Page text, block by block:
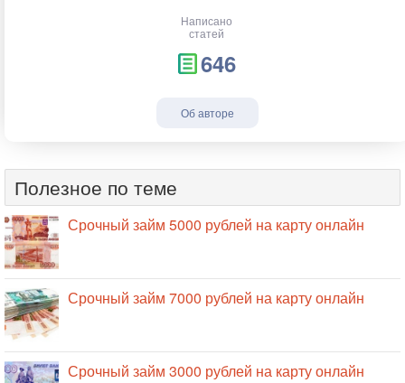
Написано
статей
646
Об авторе
Полезное по теме
Срочный займ 5000 рублей на карту онлайн
Срочный займ 7000 рублей на карту онлайн
Срочный займ 3000 рублей на карту онлайн